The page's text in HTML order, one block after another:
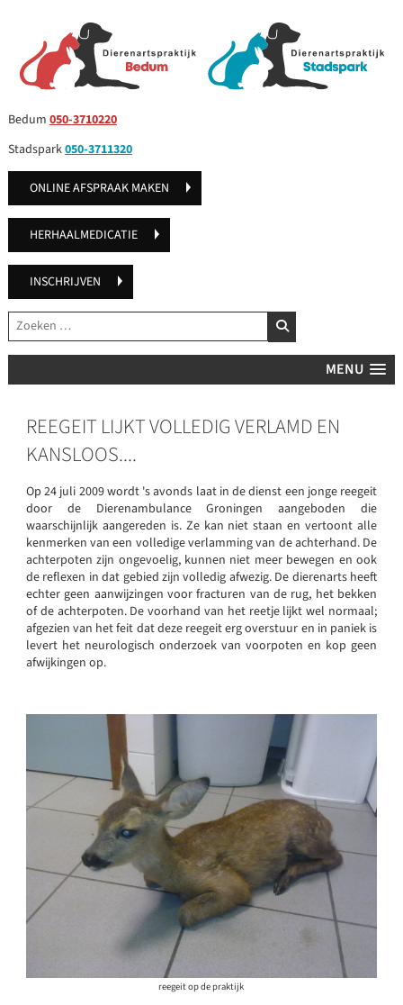
Bedum 050-3710220
Stadspark050-3711320
ONLINE AFSPRAAK MAKEN
HERHAALMEDICATIE
INSCHRIJVEN
Zoeken ZOEKEN
MENU
REEGEIT LIJKT VOLLEDIG VERLAMD EN
KANSLOOS....
Op 24 juli 2009 wordt 's avonds laat in de dienst een jonge reegeit
door de Dierenambulance Groningen aangeboden die
waarschijnlijk aangereden is. Ze kan niet staan en vertoont alle
kenmerken van een volledige verlamming van de achterhand. De
achterpoten zijn ongevoelig, kunnen niet meer bewegen en ook
de reflexen in dat gebied zijn volledig afwezig. De dierenarts heeft
echter geen aanwijzingen voor fracturen van de rug, het bekken
of de achterpoten. De voorhand van het reetje lijkt wel normaal;
afgezien van het feit dat deze reegeit erg overstuur en in paniek is
levert het neurologisch onderzoek van voorpoten en kop geen
afwijkingen op.
reegeit op de praktijk